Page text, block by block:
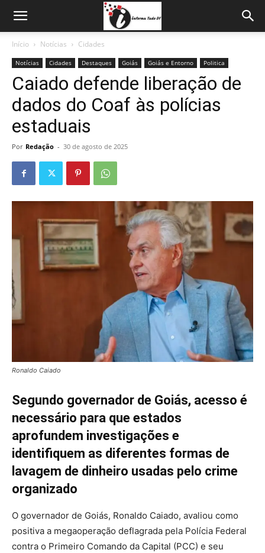
Início Notícias Cidades
Notícias Cidades Destaques Goiás Goiás e Entorno Politica
Caiado defende liberação de
dados do Coaf às polícias
estaduais
Por Redação - 30 de agosto de 2025
Ronaldo Caiado
Segundo governador de Goiás, acesso é
necessário para que estados
aprofundem investigações e
identifiquem as diferentes formas de
lavagem de dinheiro usadas pelo crime
organizado
O governador de Goiás, Ronaldo Caiado, avaliou como
positiva a megaoperação deflagrada pela Polícia Federal
contra o Primeiro Comando da Capital (PCC) e seu